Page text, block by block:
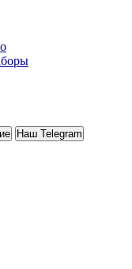
Наш Telegram